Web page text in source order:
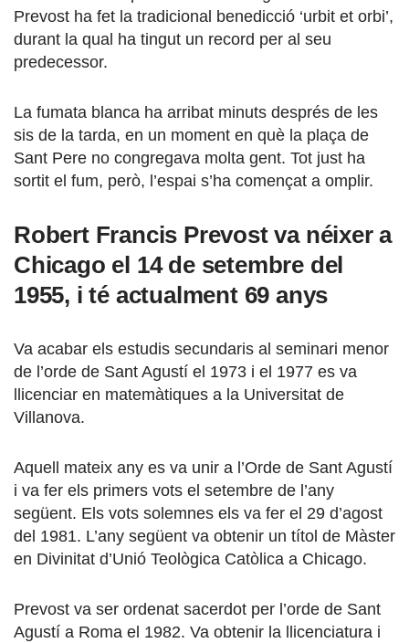
Prevost ha fet la tradicional benedicció ‘urbit et orbi’,
durant la qual ha tingut un record per al seu
predecessor.
La fumata blanca ha arribat minuts després de les
sis de la tarda, en un moment en què la plaça de
Sant Pere no congregava molta gent. Tot just ha
sortit el fum, però, l’espai s’ha començat a omplir.
Robert Francis Prevost va néixer a
Chicago el 14 de setembre del
1955, i té actualment 69 anys
Va acabar els estudis secundaris al seminari menor
de l’orde de Sant Agustí el 1973 i el 1977 es va
llicenciar en matemàtiques a la Universitat de
Villanova.
Aquell mateix any es va unir a l’Orde de Sant Agustí
i va fer els primers vots el setembre de l’any
següent. Els vots solemnes els va fer el 29 d’agost
del 1981. L’any següent va obtenir un títol de Màster
en Divinitat d’Unió Teològica Catòlica a Chicago.
Prevost va ser ordenat sacerdot per l’orde de Sant
Agustí a Roma el 1982. Va obtenir la llicenciatura i